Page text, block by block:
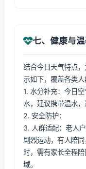
七、健康与
结合今日天气特点
示如下，覆盖各类人
1. 水分补充：今日
水，建议携带温水，
2. 安全防护：
3. 人群适配：老人
剧烈运动，有人陪
时，需有家长全程
域。